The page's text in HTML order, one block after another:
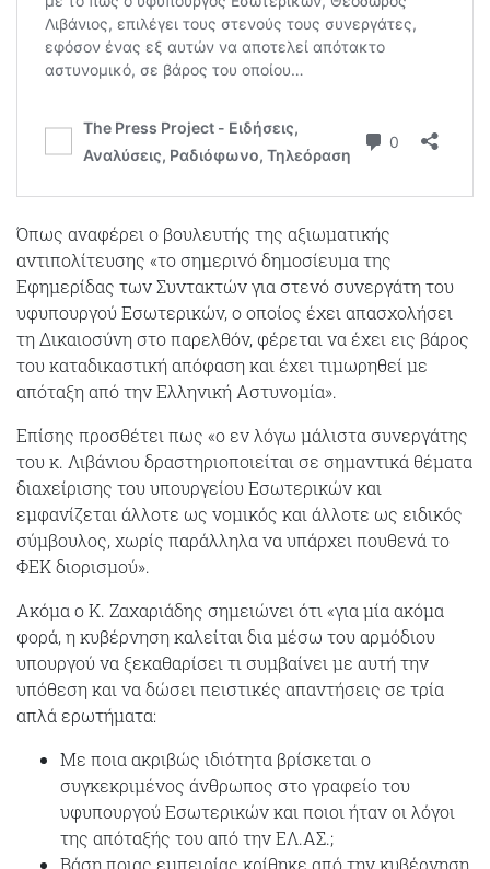
Όπως αναφέρει ο βουλευτής της αξιωματικής
αντιπολίτευσης «το σημερινό δημοσίευμα της
Εφημερίδας των Συντακτών για στενό συνεργάτη του
υφυπουργού Εσωτερικών, ο οποίος έχει απασχολήσει
τη Δικαιοσύνη στο παρελθόν, φέρεται να έχει εις βάρος
του καταδικαστική απόφαση και έχει τιμωρηθεί με
απόταξη από την Ελληνική Αστυνομία».
Επίσης προσθέτει πως «ο εν λόγω μάλιστα συνεργάτης
του κ. Λιβάνιου δραστηριοποιείται σε σημαντικά θέματα
διαχείρισης του υπουργείου Εσωτερικών και
εμφανίζεται άλλοτε ως νομικός και άλλοτε ως ειδικός
σύμβουλος, χωρίς παράλληλα να υπάρχει πουθενά το
ΦΕΚ διορισμού».
Ακόμα ο Κ. Ζαχαριάδης σημειώνει ότι «για μία ακόμα
φορά, η κυβέρνηση καλείται δια μέσω του αρμόδιου
υπουργού να ξεκαθαρίσει τι συμβαίνει με αυτή την
υπόθεση και να δώσει πειστικές απαντήσεις σε τρία
απλά ερωτήματα:
Με ποια ακριβώς ιδιότητα βρίσκεται ο
συγκεκριμένος άνθρωπος στο γραφείο του
υφυπουργού Εσωτερικών και ποιοι ήταν οι λόγοι
της απόταξής του από την ΕΛ.ΑΣ.;
Βάση ποιας εμπειρίας κρίθηκε από την κυβέρνηση